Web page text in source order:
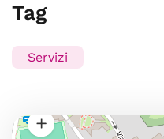
Tag
Servizi